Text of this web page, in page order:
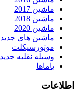
ماشین 2017
ماشین 2018
ماشین 2020
ماشین های جدید
موتورسیکلت
وسیله نقلیه جدید
یاماها
اطلاعات